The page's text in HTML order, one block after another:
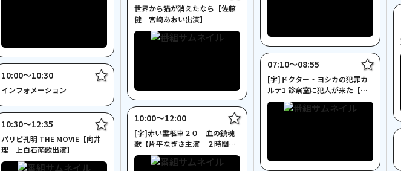
10:00〜10:30
インフォメーション
10:30〜12:35
パリピ孔明 THE MOVIE【向井
理 上白石萌歌出演】
世界から猫が消えたなら【佐藤
健 宮崎あおい出演】
10:00〜12:00
[字]赤い霊柩車２０ 血の鎮魂
歌【片平なぎさ主演 ２時間サ
スペンス】
07:10〜08:55
[字]ドクター・ヨシカの犯罪カ
ルテ1 診察室に犯人が来た【木
の実ナナ主演】